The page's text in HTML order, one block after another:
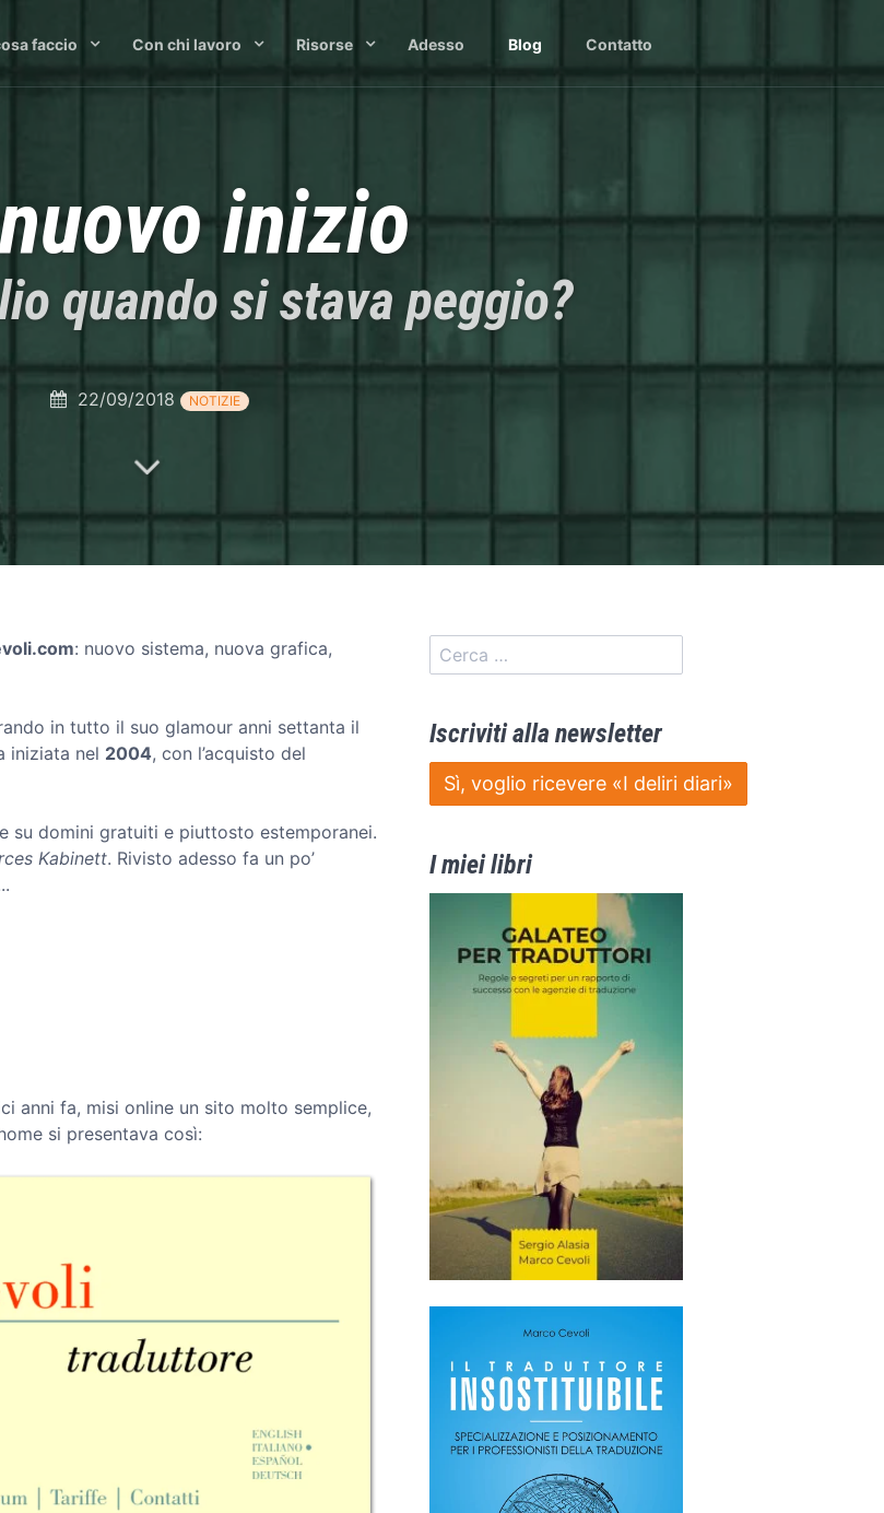
faccio Con chi lavoro Risorse Adesso Blog Contatto
inizio
quando si stava peggio?
22/09/2018 NOTIZIE
: nuovo sistema, nuova grafica,
in tutto il suo glamour anni settanta il
iniziata nel 2004, con l’acquisto del
su domini gratuiti e piuttosto estemporanei.
Kabinett. Rivisto adesso fa un po’
anni fa, misi online un sito molto semplice,
si presentava così:
Iscriviti alla newsletter
Sì, voglio ricevere «I deliri diari»
I miei libri